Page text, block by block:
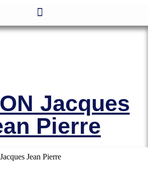
Jacques
Pierre
Jean Pierre